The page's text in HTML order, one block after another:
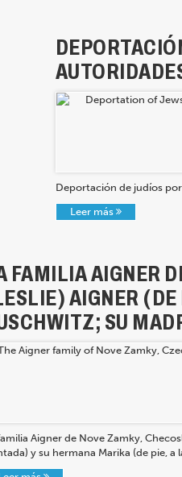
Deportación de judíos
Leer más
FAMILIA AIGNER
AIGNER (DE
SU
Aigner de Nove Zamky,
y su hermana Marika (de pie, a